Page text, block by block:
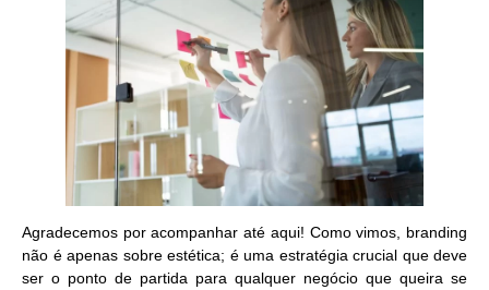
Agradecemos por acompanhar até aqui! Como vimos, branding
não é apenas sobre estética; é uma estratégia crucial que deve
ser o ponto de partida para qualquer negócio que queira se